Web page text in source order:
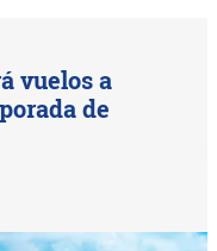
vuelos a
de